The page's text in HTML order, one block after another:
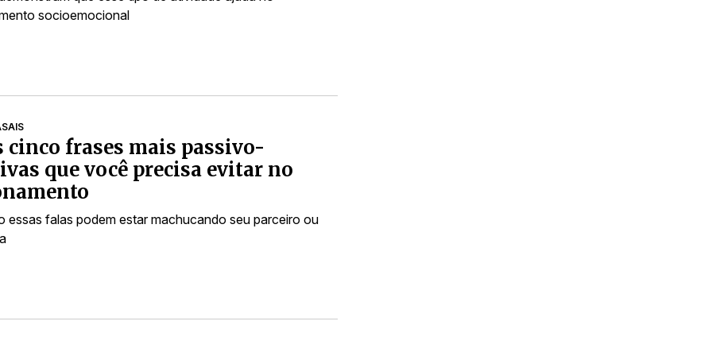
socioemocional
cinco frases mais passivo-
que você precisa evitar no
essas falas podem estar machucando seu parceiro ou